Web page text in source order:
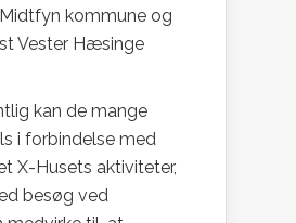
kommune og
Vester Hæsinge
kan de mange
i forbindelse med
X-Husets aktiviteter,
besøg ved